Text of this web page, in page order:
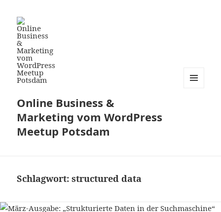
Online Business &
Marketing vom WordPress
Meetup Potsdam
Schlagwort:structured data